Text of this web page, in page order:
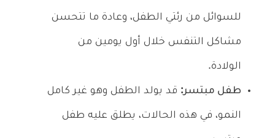
للسوائل من رئتي الطفل، وعادة ما تتحسن
مشاكل التنفس خلال أول يومين من
الولادة.
طفل مبتسر: قد يولد الطفل وهو غير كامل
النمو، في هذه الحالات، يطلق عليه طفل